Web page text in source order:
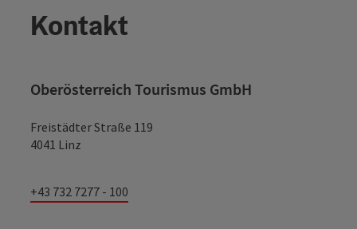
Kontakt
Oberösterreich Tourismus GmbH
Freistädter Straße 119
4041 Linz
+43 732 7277 - 100